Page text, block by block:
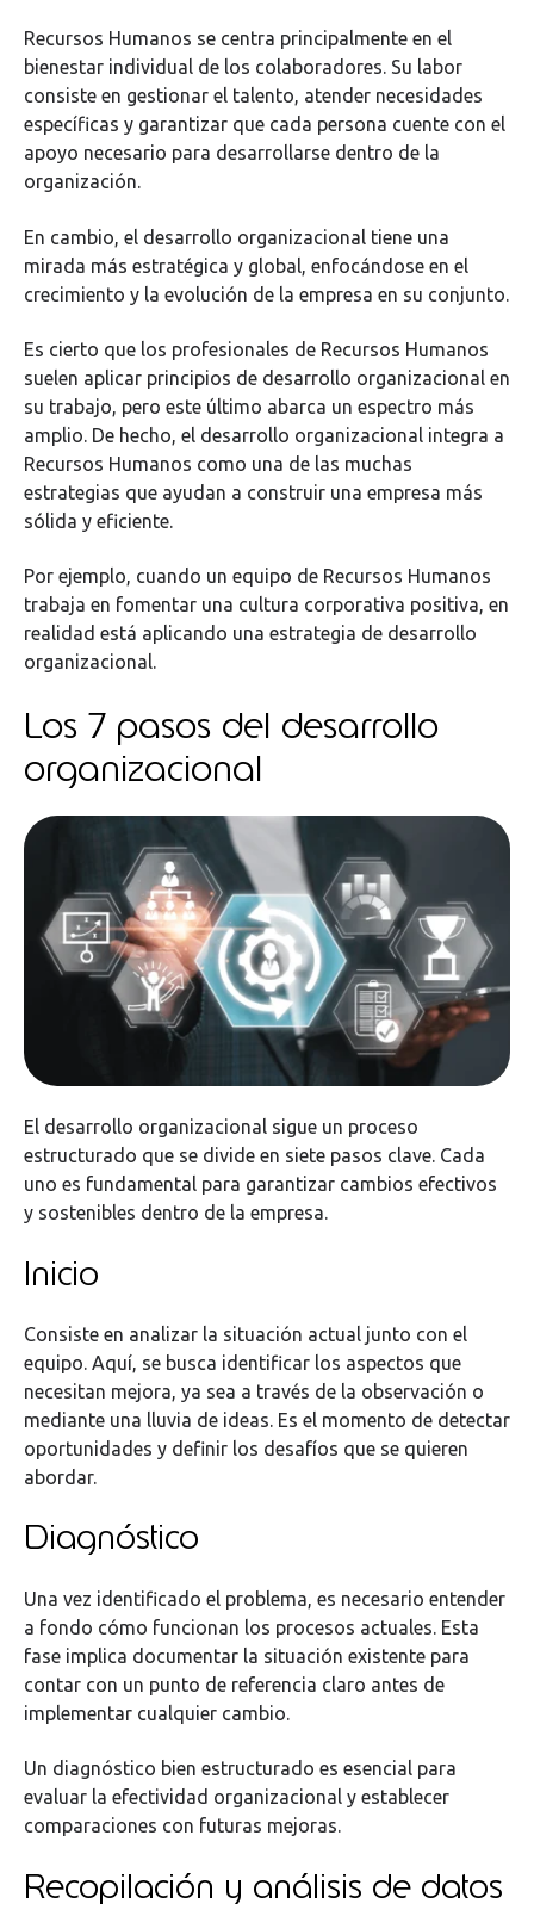
Recursos Humanos se centra principalmente en el
bienestar individual de los colaboradores. Su labor
consiste en gestionar el talento, atender necesidades
específicas y garantizar que cada persona cuente con el
apoyo necesario para desarrollarse dentro de la
organización.
En cambio, el desarrollo organizacional tiene una
mirada más estratégica y global, enfocándose en el
crecimiento y la evolución de la empresa en su conjunto.
Es cierto que los profesionales de Recursos Humanos
suelen aplicar principios de desarrollo organizacional en
su trabajo, pero este último abarca un espectro más
amplio. De hecho, el desarrollo organizacional integra a
Recursos Humanos como una de las muchas
estrategias que ayudan a construir una empresa más
sólida y eficiente.
Por ejemplo, cuando un equipo de Recursos Humanos
trabaja en fomentar una cultura corporativa positiva, en
realidad está aplicando una estrategia de desarrollo
organizacional.
Los 7 pasos del desarrollo
organizacional
El desarrollo organizacional sigue un proceso
estructurado que se divide en siete pasos clave. Cada
uno es fundamental para garantizar cambios efectivos
y sostenibles dentro de la empresa.
Inicio
Consiste en analizar la situación actual junto con el
equipo. Aquí, se busca identificar los aspectos que
necesitan mejora, ya sea a través de la observación o
mediante una lluvia de ideas. Es el momento de detectar
oportunidades y definir los desafíos que se quieren
abordar.
Diagnóstico
Una vez identificado el problema, es necesario entender
a fondo cómo funcionan los procesos actuales. Esta
fase implica documentar la situación existente para
contar con un punto de referencia claro antes de
implementar cualquier cambio.
Un diagnóstico bien estructurado es esencial para
evaluar la efectividad organizacional y establecer
comparaciones con futuras mejoras.
Recopilación y análisis de datos